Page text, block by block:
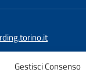
Gestisci Consenso